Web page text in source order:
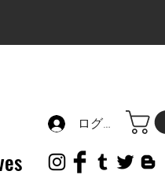
ログイン